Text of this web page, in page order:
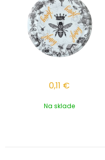
0,11 €
Na sklade